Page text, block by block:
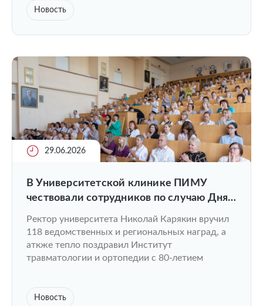
Новость
29.06.2026
В Университетской клинике ПИМУ
чествовали сотрудников по случаю Дня
Ректор университета Николай Карякин вручил
118 ведомственных и региональных наград, а
аткже тепло поздравил Институт
травматологии и ортопедии с 80-летием
Новость